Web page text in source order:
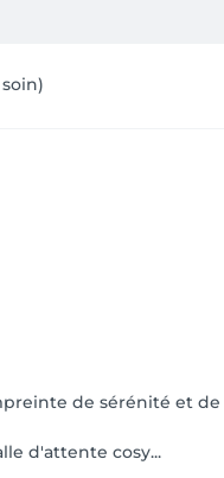
de sérénité et
d'attente cosy...